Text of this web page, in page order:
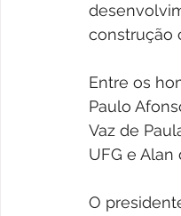
construção
Entre os
Paulo
Vaz de
UFG e
O